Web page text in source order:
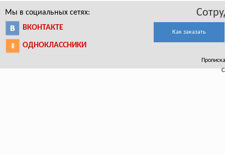
Мы в социальных сетях:
ВКОНТАКТЕ
ОДНОКЛАССНИКИ
Как заказать